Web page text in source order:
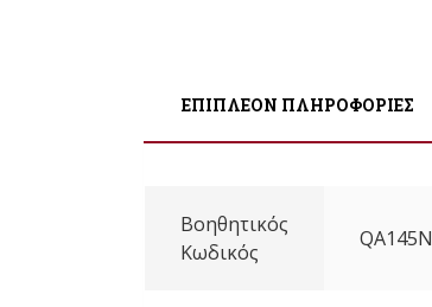
ΕΠΙΠΛΈΟΝ ΠΛΗΡΟΦΟΡΊΕΣ
Βοηθητικός
Κωδικός
QA145N